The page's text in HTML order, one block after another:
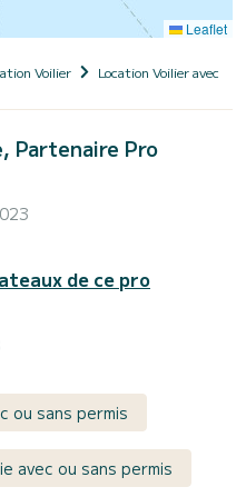
Leaflet
Voilier Location Voilier avec
Partenaire Pro
de ce pro
ou sans permis
avec ou sans permis